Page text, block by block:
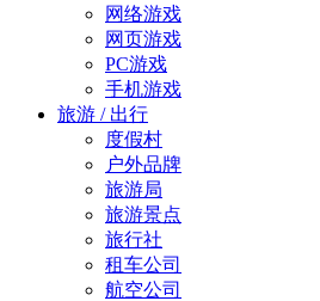
网络游戏
网页游戏
PC游戏
手机游戏
旅游 / 出行
度假村
户外品牌
旅游局
旅游景点
旅行社
租车公司
航空公司